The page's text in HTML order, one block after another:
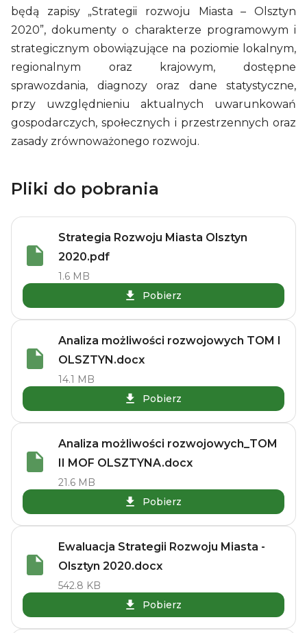
będą zapisy „Strategii rozwoju Miasta – Olsztyn
2020”, dokumenty o charakterze programowym i
strategicznym obowiązujące na poziomie lokalnym,
regionalnym oraz krajowym, dostępne
sprawozdania, diagnozy oraz dane statystyczne,
przy uwzględnieniu aktualnych uwarunkowań
gospodarczych, społecznych i przestrzennych oraz
zasady zrównoważonego rozwoju.
Pliki do pobrania
Strategia Rozwoju Miasta Olsztyn
2020.pdf
1.6 MB
Pobierz
Analiza możliwości rozwojowych TOM I
OLSZTYN.docx
14.1 MB
Pobierz
Analiza możliwości rozwojowych_TOM
II MOF OLSZTYNA.docx
21.6 MB
Pobierz
Ewaluacja Strategii Rozwoju Miasta -
Olsztyn 2020.docx
542.8 KB
Pobierz